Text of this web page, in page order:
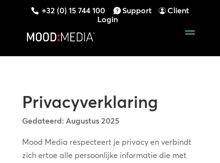
+32 (0) 15 744 100 Support
Client
Login
Privacyverklaring
Gedateerd: Augustus 2025
Mood Media respecteert je privacy en verbindt
zich ertoe alle persoonlijke informatie die met